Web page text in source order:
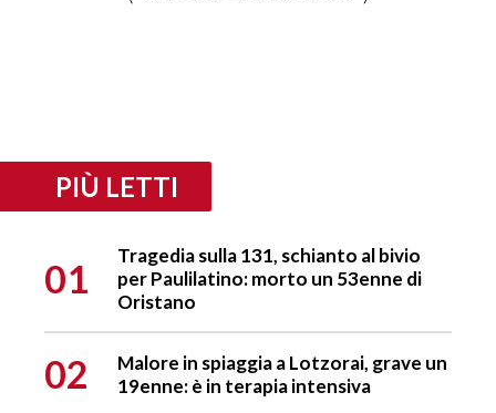
PIÙ LETTI
01
Tragedia sulla 131, schianto al bivio
per Paulilatino: morto un 53enne di
Oristano
02
Malore in spiaggia a Lotzorai, grave un
19enne: è in terapia intensiva